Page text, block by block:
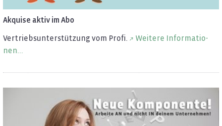
Ak­qui­se aktiv im Abo
Ver­triebs­un­ter­stüt­zung vom Profi.
Wei­te­re In­for­ma­tio­
nen...